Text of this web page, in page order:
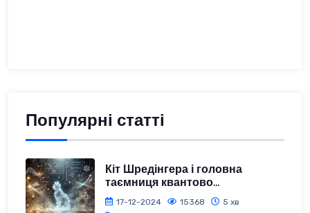
Популярні статті
Кіт Шредінгера і головна
таємниця квантово...
17-12-2024 15368
5 хв